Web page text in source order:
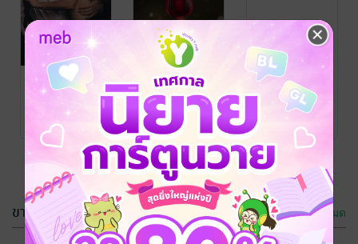
เด็กเสี่ยกลาย
เป็นเมียรัก
สร้อยใจ
นิยายโรมานซ์
No Rating
เสน่ห์รักเพื่อนพี่
สร้อยใจ
นิยายโรมานซ์
No Rating
กรุณาเข้าสู่
ระบบก่อน
ขายดี ดูทั้งหมด